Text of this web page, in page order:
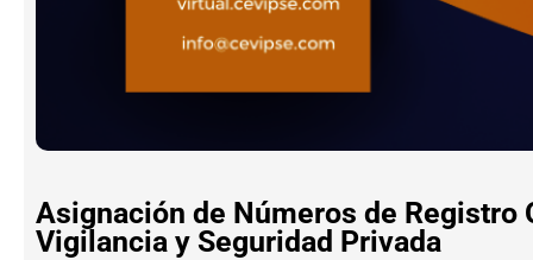
Asignación de Números de Registro
Vigilancia y Seguridad Privada